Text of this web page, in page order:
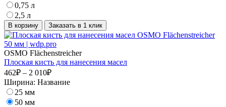
0,75 л
2,5 л
В корзину Заказать в 1 клик
OSMO Flächenstreicher
Плоская кисть для нанесения масел
462₽ – 2 010₽
Ширина: Название
25 мм
50 мм